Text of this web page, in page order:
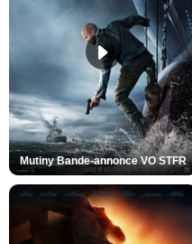
Mutiny Bande-annonce VO STFR